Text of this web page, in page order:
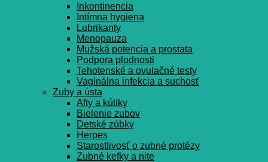
Inkontinencia
Intímna hygiena
Lubrikanty
Menopauza
Mužská potencia a prostata
Podpora plodnosti
Tehotenské a ovulačné testy
Vaginálna infekcia a suchosť
Zuby a ústa
Afty a kútiky
Bielenie zubov
Detské zúbky
Herpes
Starostlivosť o zubné protézy
Zubné kefky a nite